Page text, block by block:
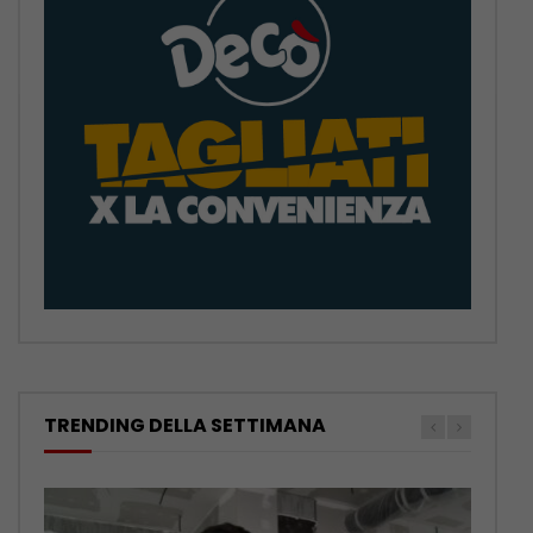
TRENDING DELLA SETTIMANA